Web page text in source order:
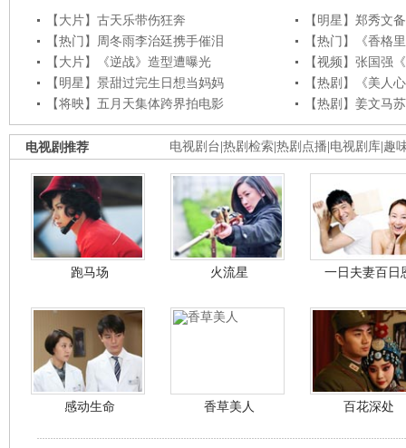
【大片】古天乐带伤狂奔
【明星】郑秀文
【热门】周冬雨李治廷携手催泪
【热门】《香格
【大片】《逆战》造型遭曝光
【视频】张国强
【明星】景甜过完生日想当妈妈
【热剧】《美人
【将映】五月天集体跨界拍电影
【热剧】姜文马
电视剧台 热剧检索 热剧点播 电视剧库 趣
电视剧推荐
跑马场 火流星 一日夫妻百日
感动生命 香草美人 百花深处